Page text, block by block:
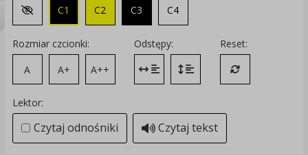
Zmień kontrast na domyślny
C1 C2 C3 C4
Rozmiar czcionki:
A
A+ A++
Odstępy:
Zmień odstęp między literami
Zmień interlinię i margines
Reset:
Przywróć
Lektor:
Czytaj odnośniki Czytaj tekst